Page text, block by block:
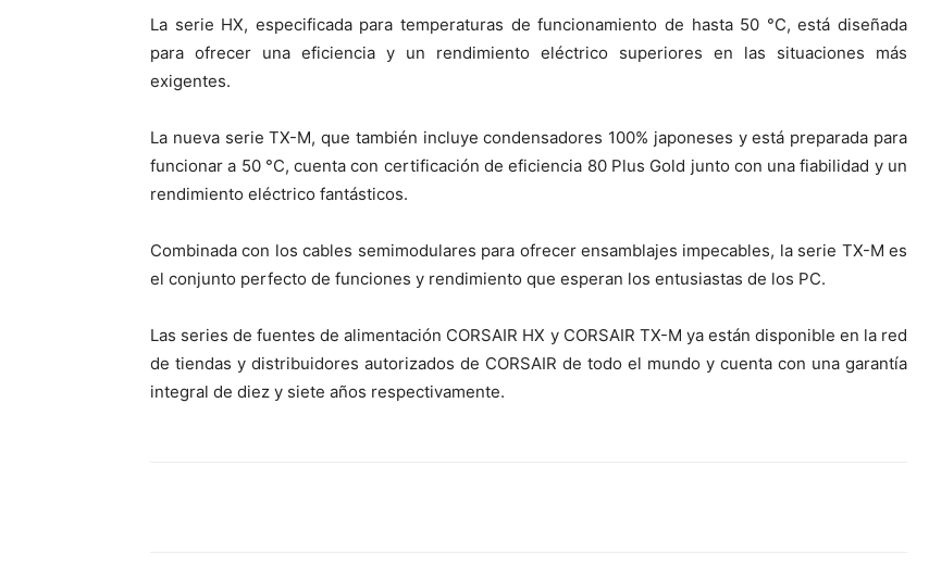
La serie HX, especificada para temperaturas de funcionamiento de hasta 50 °C, está diseñada
para ofrecer una eficiencia y un rendimiento eléctrico superiores en las situaciones más
exigentes.
La nueva serie TX-M, que también incluye condensadores 100% japoneses y está preparada para
funcionar a 50 °C, cuenta con certificación de eficiencia 80 Plus Gold junto con una fiabilidad y un
rendimiento eléctrico fantásticos.
Combinada con los cables semimodulares para ofrecer ensamblajes impecables, la serie TX-M es
el conjunto perfecto de funciones y rendimiento que esperan los entusiastas de los PC.
Las series de fuentes de alimentación CORSAIR HX y CORSAIR TX-M ya están disponible en la red
de tiendas y distribuidores autorizados de CORSAIR de todo el mundo y cuenta con una garantía
integral de diez y siete años respectivamente.